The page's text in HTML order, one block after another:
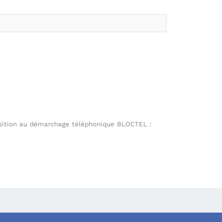
au démarchage téléphonique BLOCTEL :